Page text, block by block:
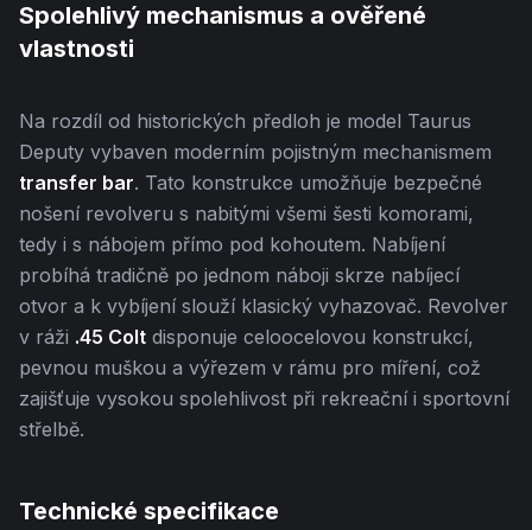
Spolehlivý mechanismus a ověřené
vlastnosti
Na rozdíl od historických předloh je model Taurus
Deputy vybaven moderním pojistným mechanismem
transfer bar. Tato konstrukce umožňuje bezpečné
nošení revolveru s nabitými všemi šesti komorami,
tedy i s nábojem přímo pod kohoutem. Nabíjení
probíhá tradičně po jednom náboji skrze nabíjecí
otvor a k vybíjení slouží klasický vyhazovač. Revolver
v ráži .45 Colt disponuje celoocelovou konstrukcí,
pevnou muškou a výřezem v rámu pro míření, což
zajišťuje vysokou spolehlivost při rekreační i sportovní
střelbě.
Technické specifikace